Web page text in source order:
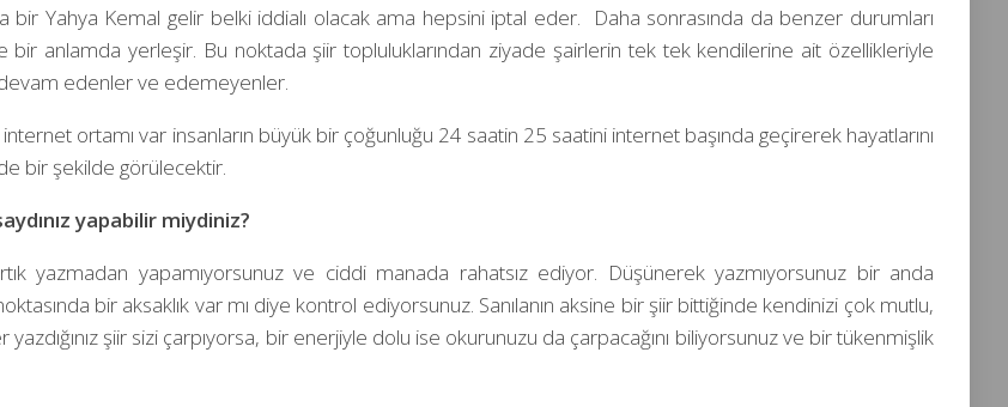
Yahya Kemal gelir belki iddialı olacak ama hepsini iptal eder. Daha sonrasında da benzer durumları
bir anlamda yerleşir. Bu noktada şiir topluluklarından ziyade şairlerin tek tek kendilerine ait özellikleriyle
devam edenler ve edemeyenler.
ortamı var insanların büyük bir çoğunluğu 24 saatin 25 saatini internet başında geçirerek hayatlarını
bir şekilde görülecektir.
yapabilir miydiniz?
yazmadan yapamıyorsunuz ve ciddi manada rahatsız ediyor. Düşünerek yazmıyorsunuz bir anda
bir aksaklık var mı diye kontrol ediyorsunuz. Sanılanın aksine bir şiir bittiğinde kendinizi çok mutlu,
şiir sizi çarpıyorsa, bir enerjiyle dolu ise okurunuzu da çarpacağını biliyorsunuz ve bir tükenmişlik